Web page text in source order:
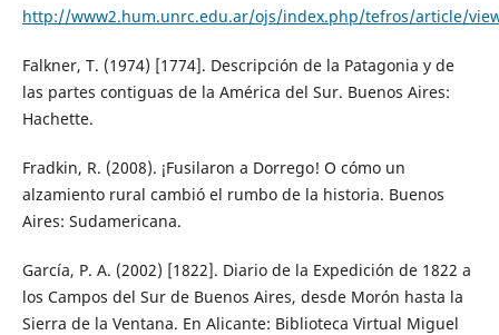
http://www2.hum.unrc.edu.ar/ojs/index.php/tefros/article/
Falkner, T. (1974) [1774]. Descripción de la Patagonia y de
las partes contiguas de la América del Sur. Buenos Aires:
Hachette.
Fradkin, R. (2008). ¡Fusilaron a Dorrego! O cómo un
alzamiento rural cambió el rumbo de la historia. Buenos
Aires: Sudamericana.
García, P. A. (2002) [1822]. Diario de la Expedición de 1822 a
los Campos del Sur de Buenos Aires, desde Morón hasta la
Sierra de la Ventana. En Alicante: Biblioteca Virtual Miguel